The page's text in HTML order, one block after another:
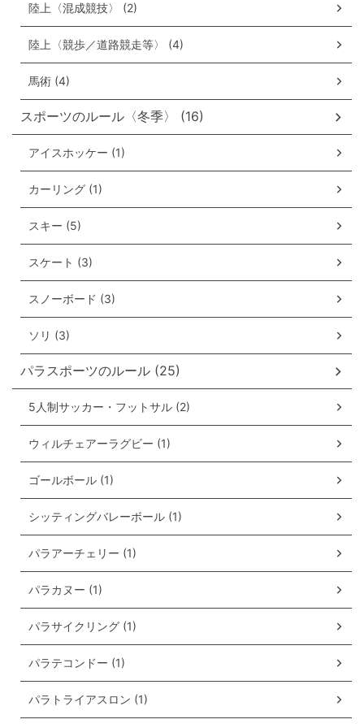
陸上〈混成競技〉 (2)
陸上〈競歩／道路競走等〉 (4)
馬術 (4)
スポーツのルール〈冬季〉 (16)
アイスホッケー (1)
カーリング (1)
スキー (5)
スケート (3)
スノーボード (3)
ソリ (3)
パラスポーツのルール (25)
5人制サッカー・フットサル (2)
ウィルチェアーラグビー (1)
ゴールボール (1)
シッティングバレーボール (1)
パラアーチェリー (1)
パラカヌー (1)
パラサイクリング (1)
パラテコンドー (1)
パラトライアスロン (1)